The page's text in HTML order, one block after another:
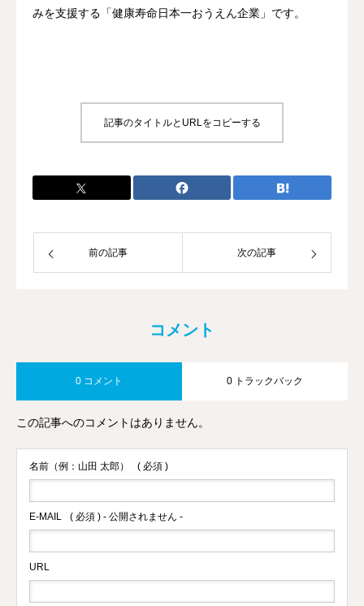
みを支援する「健康寿命日本一おうえん企業」です。
記事のタイトルとURLをコピーする
前の記事 次の記事
コメント
0 コメント 0 トラックバック
この記事へのコメントはありません。
名前（例：山田 太郎） ( 必須 )
E-MAIL ( 必須 ) - 公開されません -
URL